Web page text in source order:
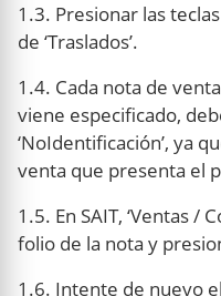
1.3. Presionar las
de ‘Traslados’.
1.4. Cada nota de
viene especificado,
‘NoIdentificación’, ya
venta que presenta el
1.5. En SAIT, ‘Ventas /
folio de la nota y
1.6. Intente de nuevo